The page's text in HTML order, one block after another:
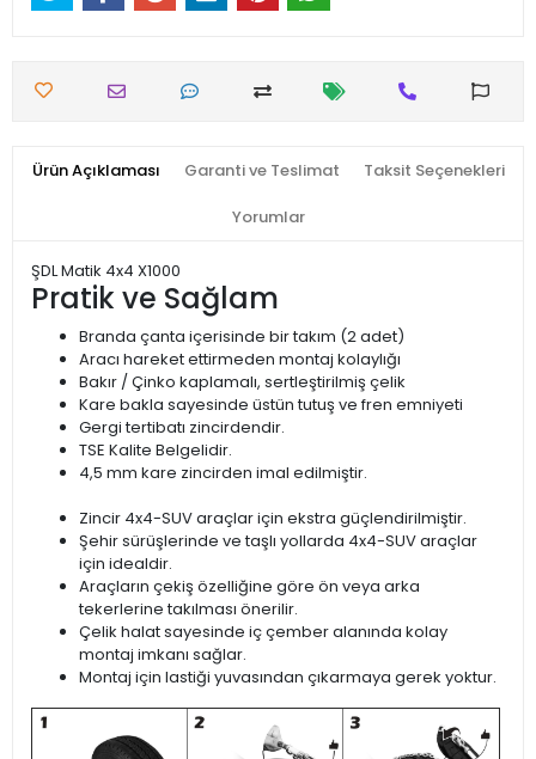
Ürün Açıklaması Garanti ve Teslimat Taksit Seçenekleri
Yorumlar
ŞDL Matik 4x4 X1000
Pratik ve Sağlam
Branda çanta içerisinde bir takım (2 adet)
Aracı hareket ettirmeden montaj kolaylığı
Bakır / Çinko kaplamalı, sertleştirilmiş çelik
Kare bakla sayesinde üstün tutuş ve fren emniyeti
Gergi tertibatı zincirdendir.
TSE Kalite Belgelidir.
4,5 mm kare zincirden imal edilmiştir.
Zincir 4x4-SUV araçlar için ekstra güçlendirilmiştir.
Şehir sürüşlerinde ve taşlı yollarda 4x4-SUV araçlar
için idealdir.
Araçların çekiş özelliğine göre ön veya arka
tekerlerine takılması önerilir.
Çelik halat sayesinde iç çember alanında kolay
montaj imkanı sağlar.
Montaj için lastiği yuvasından çıkarmaya gerek yoktur.